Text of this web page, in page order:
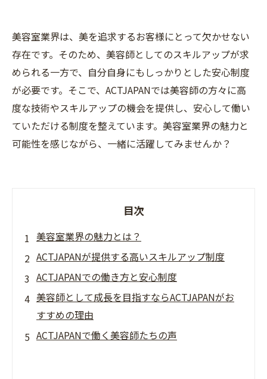
美容室業界は、美を追求するお客様にとって欠かせない
存在です。そのため、美容師としてのスキルアップが求
められる一方で、自分自身にもしっかりとした安心制度
が必要です。そこで、ACTJAPANでは美容師の方々に高
度な技術やスキルアップの機会を提供し、安心して働い
ていただける制度を整えています。美容室業界の魅力と
可能性を感じながら、一緒に活躍してみませんか？
目次
美容室業界の魅力とは？
ACTJAPANが提供する高いスキルアップ制度
ACTJAPANでの働き方と安心制度
美容師として成長を目指すならACTJAPANがお
すすめの理由
ACTJAPANで働く美容師たちの声